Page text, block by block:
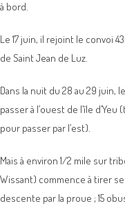
à bord.
Le 17 juin, il rejoint le convoi
de Saint Jean de Luz.
Dans la nuit du 28 au 29 juin,
passer à l’ouest de l’île
pour passer par l’est).
Mais à environ 1/2 mile sur
Wissant) commence à tirer
descente par la proue ; 15